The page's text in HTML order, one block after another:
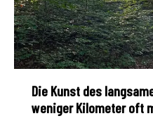
Die Kunst des
weniger Kilometer oft